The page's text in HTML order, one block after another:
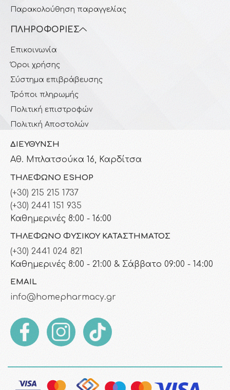
Παρακολούθηση παραγγελίας
ΠΛΗΡΟΦΟΡΊΕΣ
Επικοινωνία
Όροι χρήσης
Σύστημα επιβράβευσης
Τρόποι πληρωμής
Πολιτική επιστροφών
Πολιτική Αποστολών
ΔΙΕΎΘΥΝΣΗ
Αθ. Μπλατσούκα 16, Καρδίτσα
ΤΗΛΈΦΩΝΟ ESHOP
(+30) 215 215 1737
(+30) 2441 151 935
Καθημερινές 8:00 - 16:00
ΤΗΛΈΦΩΝΟ ΦΥΣΙΚΟΎ ΚΑΤΑΣΤΉΜΑΤΟΣ
(+30) 2441 024 821
Καθημερινές 8:00 - 21:00 & Σάββατο 09:00 - 14:00
EMAIL
info@homepharmacy.gr